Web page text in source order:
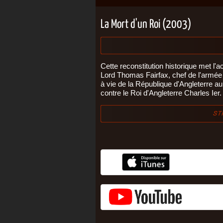
La Mort d'un Roi (2003)
Cette reconstitution historique met
Lord Thomas Fairfax, chef de
à vie de la République d'Angleterre
contre le Roi d'Angleterre Charles Ier.